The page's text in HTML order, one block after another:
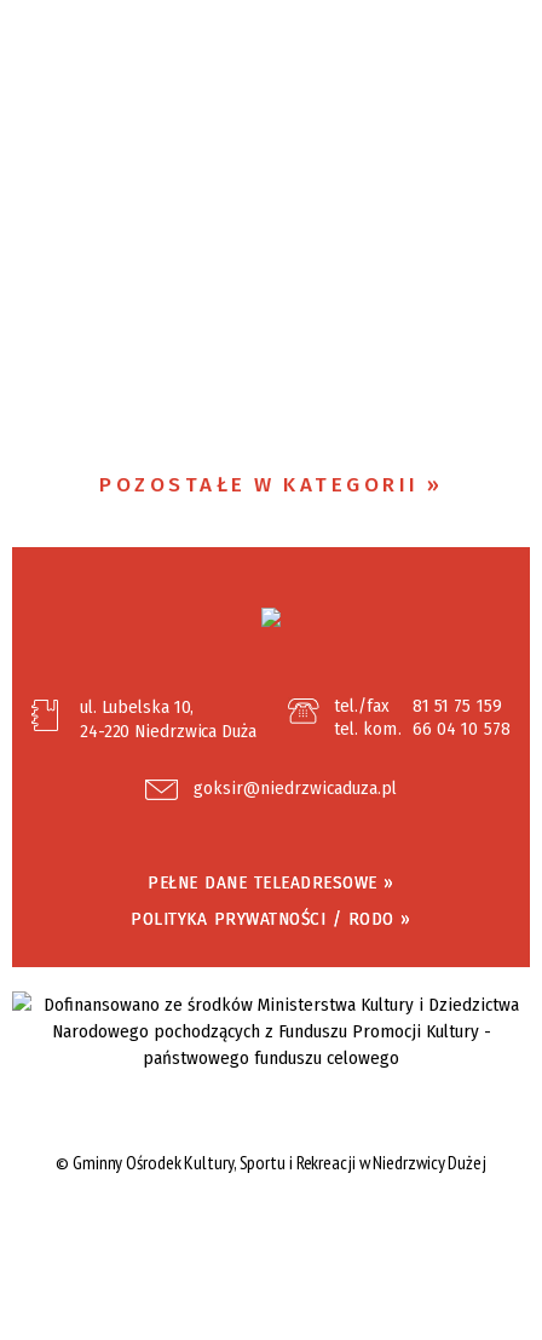
POZOSTAŁE W KATEGORII
ul. Lubelska 10,
24-220 Niedrzwica Duża
tel./fax
81 51 75 159
tel. kom. 66 04 10 578
goksir@niedrzwicaduza.pl
PEŁNE DANE TELEADRESOWE »
POLITYKA PRYWATNOŚCI / RODO »
© Gminny Ośrodek Kultury, Sportu i Rekreacji w Niedrzwicy Dużej